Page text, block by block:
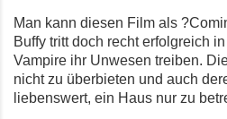
Man kann diesen Film als
Buffy tritt doch recht erfolgreich
Vampire ihr Unwesen treiben.
nicht zu überbieten und auch
liebenswert, ein Haus nur zu